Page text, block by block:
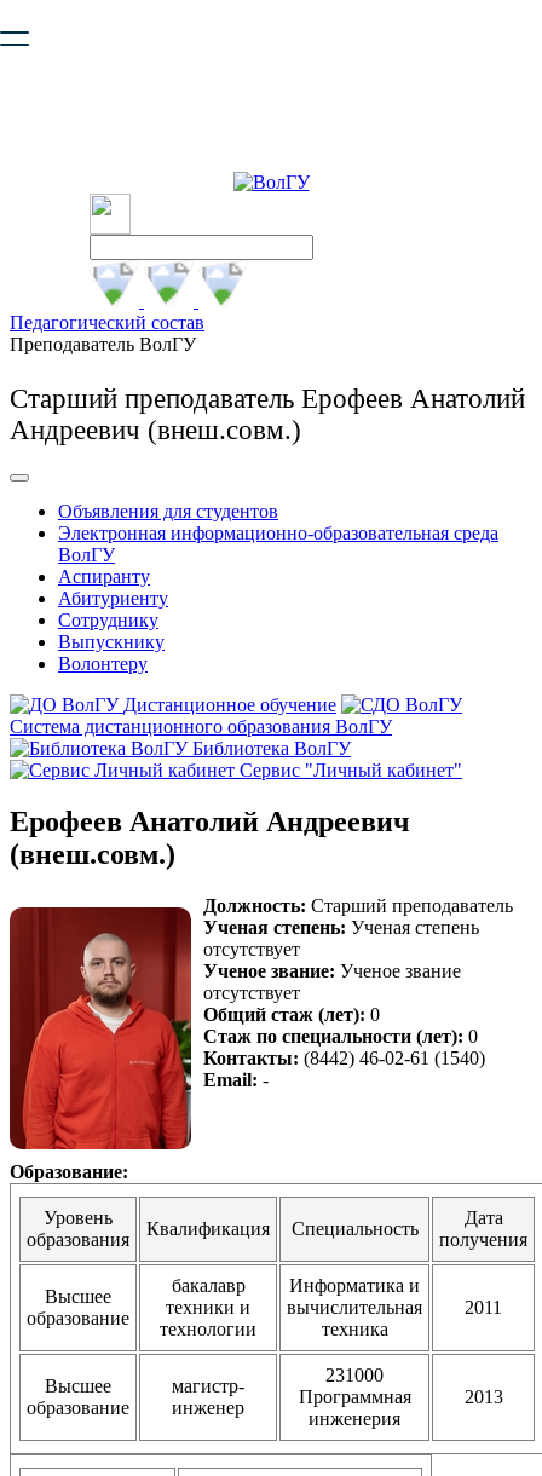
безопасную работу с сайтом. Пожалуйста
Педагогический состав
Преподаватель ВолГУ
Старший преподаватель Ерофеев Анатолий
Андреевич (внеш.совм.)
Объявления для студентов
Электронная информационно-образовательная среда
ВолГУ
Аспиранту
Абитуриенту
Сотруднику
Выпускнику
Волонтеру
Дистанционное обучение
Система дистанционного образования ВолГУ
Библиотека ВолГУ
Сервис "Личный кабинет"
Ерофеев Анатолий Андреевич
(внеш.совм.)
Должность: Старший преподаватель
Ученая степень: Ученая степень
отсутствует
Ученое звание: Ученое звание
отсутствует
Общий стаж (лет): 0
Стаж по специальности (лет): 0
Контакты: (8442) 46-02-61 (1540)
Email: -
Образование:
Уровень
образования
Квалификация Специальность
Дата
получения
Высшее
образование
бакалавр
техники и
технологии
Информатика и
вычислительная
техника
2011
Высшее
образование
магистр-
инженер
231000
Программная
инженерия
2013